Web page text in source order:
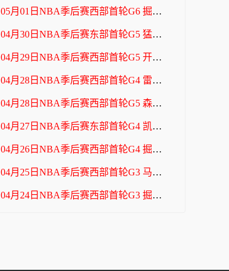
05月01日NBA季后赛西部首轮G6 掘金 - 森林狼 全场录像
04月30日NBA季后赛东部首轮G5 猛龙 - 骑士 全场录像
04月29日NBA季后赛西部首轮G5 开拓者 - 马刺 全场录像
04月28日NBA季后赛西部首轮G4 雷霆 - 太阳 全场录像
04月28日NBA季后赛西部首轮G5 森林狼 - 掘金 全场录像
04月27日NBA季后赛东部首轮G4 凯尔特人 - 76人 全场录像
04月26日NBA季后赛西部首轮G4 掘金 - 森林狼 全场录像
04月25日NBA季后赛西部首轮G3 马刺 - 开拓者 全场录像
04月24日NBA季后赛西部首轮G3 掘金 - 森林狼 全场录像